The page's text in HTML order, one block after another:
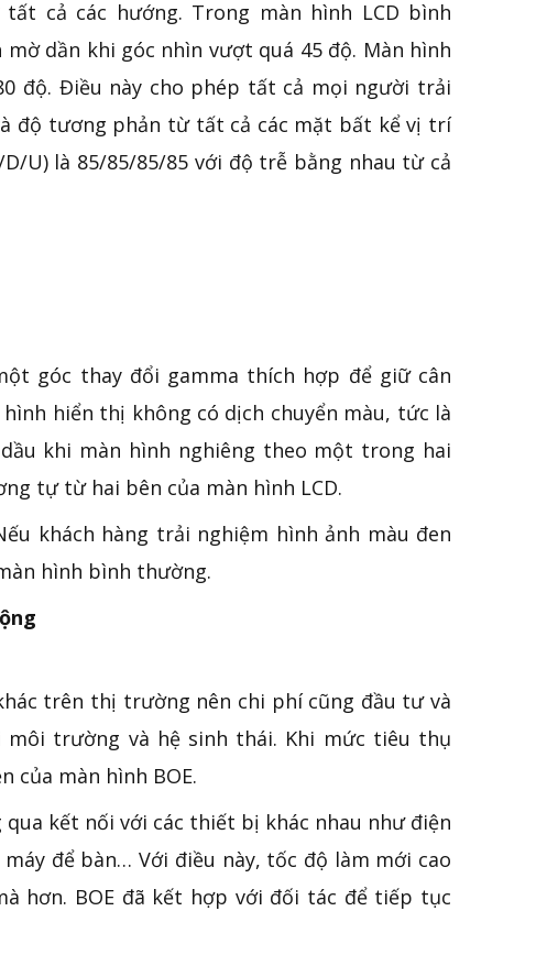
cả các hướng. Trong màn hình LCD bình
dần khi góc nhìn vượt quá 45 độ. Màn hình
độ. Điều này cho phép tất cả mọi người trải
độ tương phản từ tất cả các mặt bất kể vị trí
U) là 85/85/85/85 với độ trễ bằng nhau từ cả
góc thay đổi gamma thích hợp để giữ cân
hiển thị không có dịch chuyển màu, tức là
khi màn hình nghiêng theo một trong hai
tự từ hai bên của màn hình LCD.
khách hàng trải nghiệm hình ảnh màu đen
hình bình thường.
trên thị trường nên chi phí cũng đầu tư và
trường và hệ sinh thái. Khi mức tiêu thụ
của màn hình BOE.
qua kết nối với các thiết bị khác nhau như điện
để bàn… Với điều này, tốc độ làm mới cao
hơn. BOE đã kết hợp với đối tác để tiếp tục